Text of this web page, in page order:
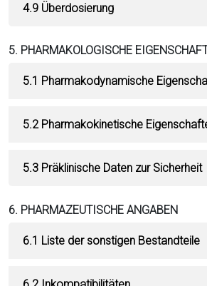
4.9 Überdosierung
5. PHARMAKOLOGISCHE
5.1 Pharmakodynamische
5.2 Pharmakokinetische
5.3 Präklinische Daten zur Sicherheit
6. PHARMAZEUTISCHE ANGABEN
6.1 Liste der sonstigen Bestandteile